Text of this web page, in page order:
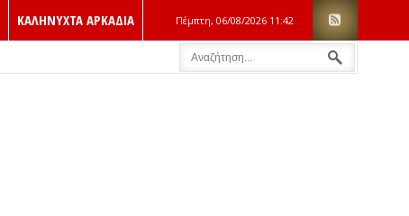
ΚΑΛΗΝΥΧΤΑ ΑΡΚΑΔΙΑ Πέμπτη, 06/08/2026 11:42